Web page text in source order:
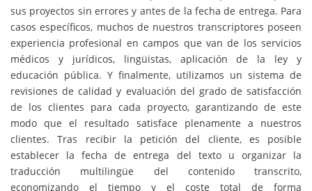
sus proyectos sin errores y antes de la fecha de entrega. Para
casos específicos, muchos de nuestros transcriptores poseen
experiencia profesional en campos que van de los servicios
médicos y jurídicos, lingüistas, aplicación de la ley y
educación pública. Y finalmente, utilizamos un sistema de
revisiones de calidad y evaluación del grado de satisfacción
de los clientes para cada proyecto, garantizando de este
modo que el resultado satisface plenamente a nuestros
clientes. Tras recibir la petición del cliente, es posible
establecer la fecha de entrega del texto u organizar la
traducción multilingüe del contenido transcrito,
economizando el tiempo y el coste total de forma